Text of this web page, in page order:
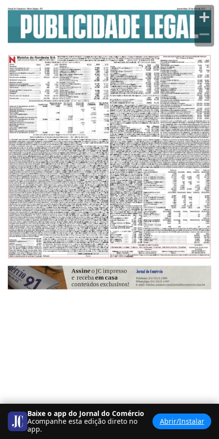
Baixe o app do Jornal do Comércio
Acompanhe esta edição direto no
app.
Abrir/Instalar